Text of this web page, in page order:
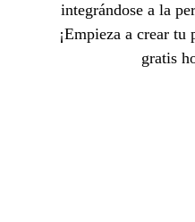
integrándose a la
¡Empieza a crear
gratis